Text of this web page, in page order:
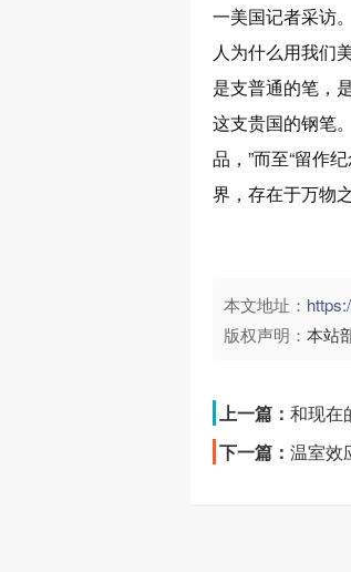
一美国记者采访
人为什么用我们
是支普通的笔，
这支贵国的钢笔
品，”而至“留作
界，存在于万物
本文地址：
版权声明： 本站
上一篇： 和现在
下一篇： 温室效